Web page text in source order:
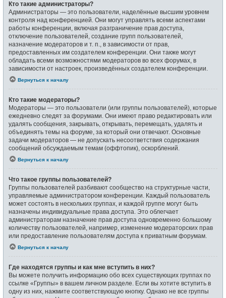
Кто такие администраторы?
Администраторы — это пользователи, наделённые высшим уровнем
контроля над конференцией. Они могут управлять всеми аспектами
работы конференции, включая разграничение прав доступа,
отключение пользователей, создание групп пользователей,
назначение модераторов и т. п., в зависимости от прав,
предоставленных им создателем конференции. Они также могут
обладать всеми возможностями модераторов во всех форумах, в
зависимости от настроек, произведённых создателем конференции.
Вернуться к началу
Кто такие модераторы?
Модераторы — это пользователи (или группы пользователей), которые
ежедневно следят за форумами. Они имеют право редактировать или
удалять сообщения, закрывать, открывать, перемещать, удалять и
объединять темы на форуме, за который они отвечают. Основные
задачи модераторов — не допускать несоответствия содержания
сообщений обсуждаемым темам (оффтопик), оскорблений.
Вернуться к началу
Что такое группы пользователей?
Группы пользователей разбивают сообщество на структурные части,
управляемые администратором конференции. Каждый пользователь
может состоять в нескольких группах, и каждой группе могут быть
назначены индивидуальные права доступа. Это облегчает
администраторам назначение прав доступа одновременно большому
количеству пользователей, например, изменение модераторских прав
или предоставление пользователям доступа к приватным форумам.
Вернуться к началу
Где находятся группы и как мне вступить в них?
Вы можете получить информацию обо всех существующих группах по
ссылке «Группы» в вашем личном разделе. Если вы хотите вступить в
одну из них, нажмите соответствующую кнопку. Однако не все группы